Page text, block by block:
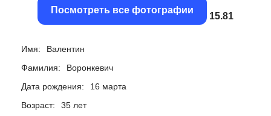
Посмотреть все фотографии
15.46
Имя:
Валентин
Фамилия:
Воронкевич
Дата рождения:
16 марта
Возраст:
35 лет